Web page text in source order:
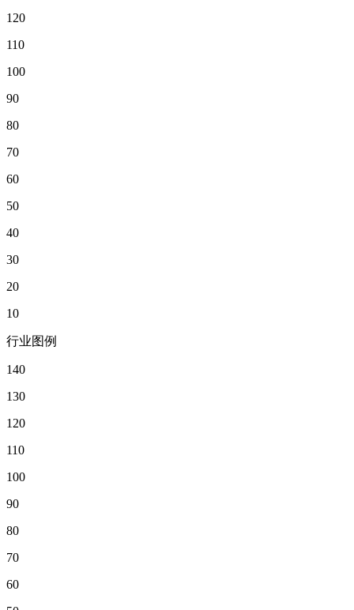
120
110
100
90
80
70
60
50
40
30
20
10
行业图例
140
130
120
110
100
90
80
70
60